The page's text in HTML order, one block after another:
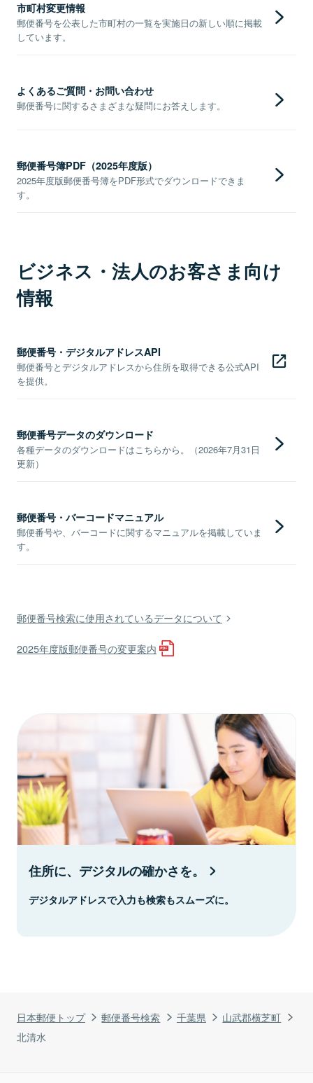
日本郵便トップ 郵便番号検索 千葉県
山武郡横芝町
北清水
市町村変更情報
郵便番号を公表した市町村の一覧を実施日の新しい順に掲載
しています。
よくあるご質問・お問い合わせ
郵便番号に関するさまざまな疑問にお答えします。
郵便番号簿PDF（2025年度版）
2025年度版郵便番号簿をPDF形式でダウンロードできま
す。
ビジネス・法人のお客さま向け
情報
郵便番号・デジタルアドレスAPI
郵便番号とデジタルアドレスから住所を取得できる公式API
を提供。
郵便番号データのダウンロード
各種データのダウンロードはこちらから。（2026年7月31日
更新）
郵便番号・バーコードマニュアル
郵便番号や、バーコードに関するマニュアルを掲載していま
す。
郵便番号検索に使用されているデータについて
2025年度版郵便番号の変更案内
住所に、デジタルの確かさを。
デジタルアドレスで入力も検索もスムーズに。